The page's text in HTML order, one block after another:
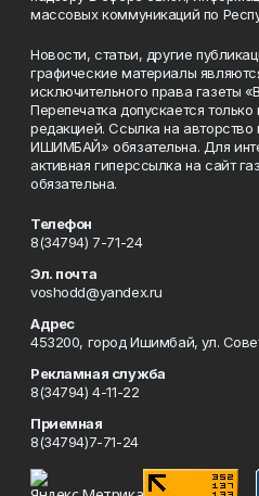
массовых коммуникаций по
Новости, статьи, другие
графические материалы
исключительного права
Перепечатка допускается
редакцией. Ссылка на
ИШИМБАЙ» обязательна. Для
активная гиперссылка на сайт
обязательна.
Телефон
8(34794) 7-71-24
Эл. почта
voshodd@yandex.ru
Адрес
453200, город Ишимбай, ул.
Рекламная служба
8(34794) 4-11-22
Приемная
8(34794)7-71-24